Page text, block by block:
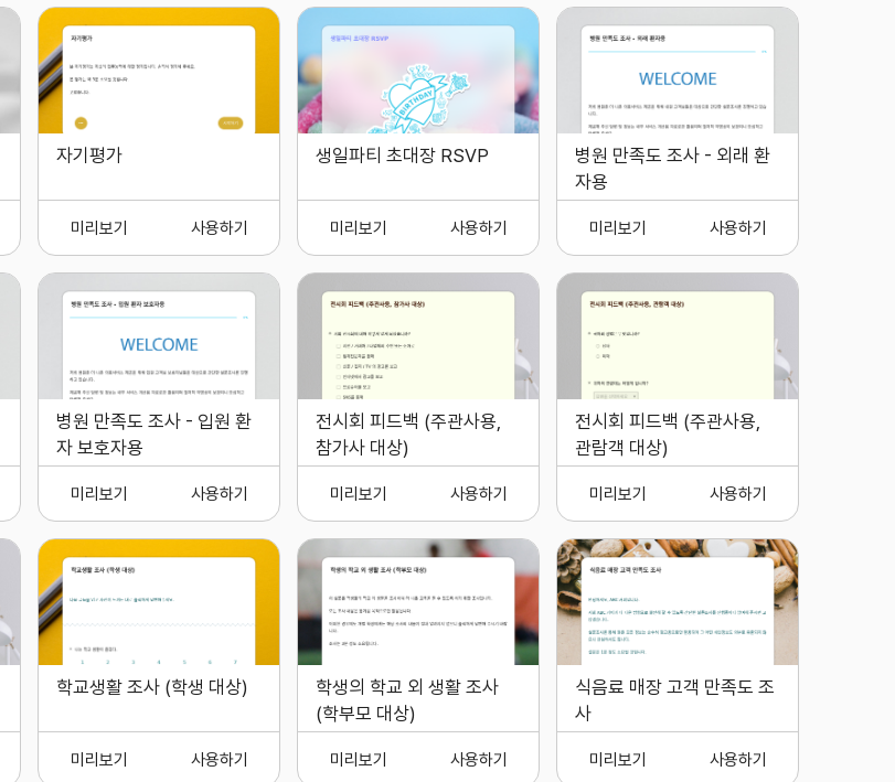
자기평가
미리보기 사용하기
생일파티 초대장 RSVP
미리보기 사용하기
병원 만족도 조사 - 외래 환
자용
미리보기 사용하기
병원 만족도 조사 - 입원 환
자 보호자용
미리보기 사용하기
전시회 피드백 (주관사용,
참가사 대상)
미리보기 사용하기
전시회 피드백 (주관사용,
관람객 대상)
미리보기 사용하기
학교생활 조사 (학생 대상)
미리보기 사용하기
학생의 학교 외 생활 조사
(학부모 대상)
미리보기 사용하기
식음료 매장 고객 만족도 조
사
미리보기 사용하기